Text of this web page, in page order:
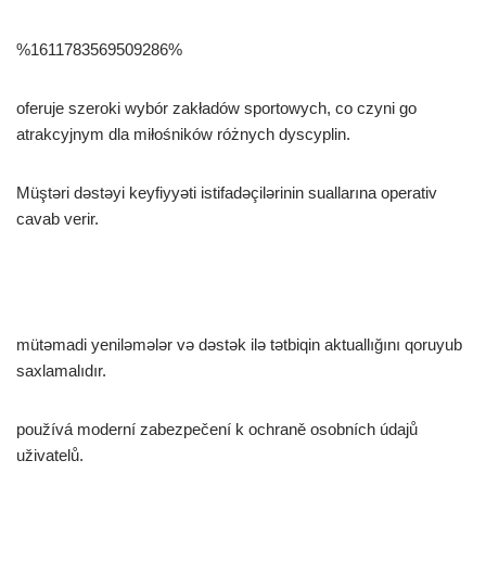
%1611783569509286%
oferuje szeroki wybór zakładów sportowych, co czyni go
atrakcyjnym dla miłośników różnych dyscyplin.
Müştəri dəstəyi keyfiyyəti istifadəçilərinin suallarına operativ
cavab verir.
mütəmadi yeniləmələr və dəstək ilə tətbiqin aktuallığını qoruyub
saxlamalıdır.
používá moderní zabezpečení k ochraně osobních údajů
uživatelů.